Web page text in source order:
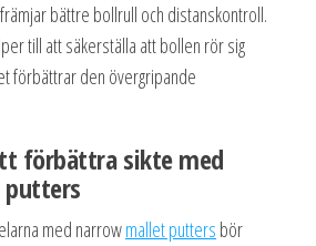
bättre bollrull och distanskontroll.
till att säkerställa att bollen rör sig
förbättrar den övergripande
förbättra sikte med
med narrowmallet putters bör